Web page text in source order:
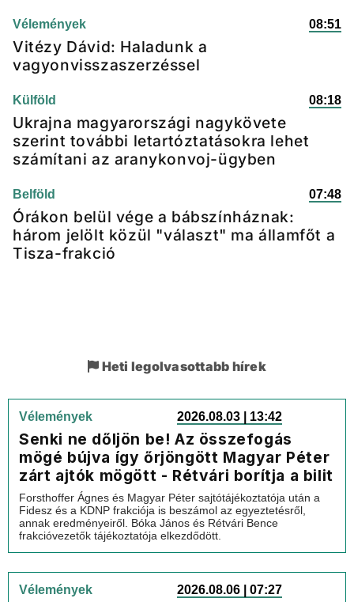
Vélemények 08:51
Vitézy Dávid: Haladunk a
vagyonvisszaszerzéssel
Külföld 08:18
Ukrajna magyarországi nagykövete
szerint további letartóztatásokra lehet
számítani az aranykonvoj-ügyben
Belföld 07:48
Órákon belül vége a bábszínháznak:
három jelölt közül "választ" ma államfőt a
Tisza-frakció
Heti legolvasottabb hírek
Vélemények 2026.08.03 | 13:42
Senki ne dőljön be! Az összefogás
mögé bújva így őrjöngött Magyar Péter
zárt ajtók mögött - Rétvári borítja a bilit
Forsthoffer Ágnes és Magyar Péter sajtótájékoztatója után a
Fidesz és a KDNP frakciója is beszámol az egyeztetésről,
annak eredményeiről. Bóka János és Rétvári Bence
frakcióvezetők tájékoztatója elkezdődött.
Vélemények 2026.08.06 | 07:27